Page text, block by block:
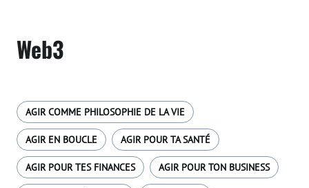
Web3
AGIR COMME PHILOSOPHIE DE LA VIE
AGIR EN BOUCLE AGIR POUR TA SANTÉ
AGIR POUR TES FINANCES AGIR POUR TON BUSINESS